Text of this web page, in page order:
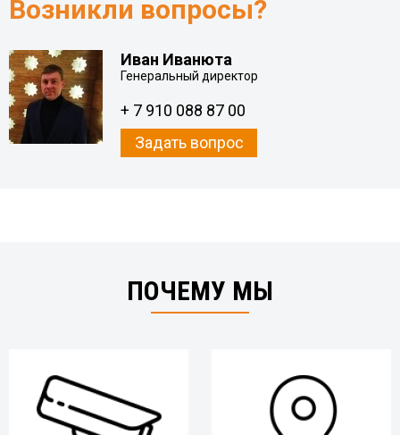
Возникли вопросы?
Иван Иванюта
Генеральный директор
+ 7 910 088 87 00
Задать вопрос
ПОЧЕМУ МЫ